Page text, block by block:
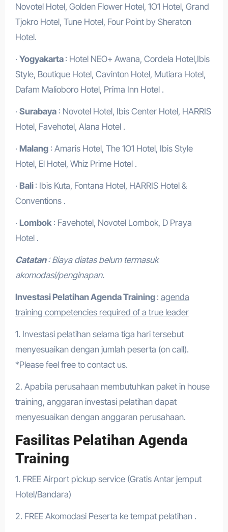
Novotel Hotel, Golden Flower Hotel, 1O1 Hotel, Grand
Tjokro Hotel, Tune Hotel, Four Point by Sheraton
Hotel.
· Yogyakarta : Hotel NEO+ Awana, Cordela Hotel,Ibis
Style, Boutique Hotel, Cavinton Hotel, Mutiara Hotel,
Dafam Malioboro Hotel, Prima Inn Hotel .
· Surabaya: Novotel Hotel, Ibis Center Hotel, HARRIS
Hotel, Favehotel, Alana Hotel .
· Malang: Amaris Hotel, The 1O1 Hotel, Ibis Style
Hotel, El Hotel, Whiz Prime Hotel .
· Bali : Ibis Kuta, Fontana Hotel, HARRIS Hotel &
Conventions .
· Lombok: Favehotel, Novotel Lombok, D Praya
Hotel .
Catatan: Biaya diatas belum termasuk
akomodasi/penginapan.
Investasi Pelatihan Agenda Training : agenda
training competencies required of a true leader
1. Investasi pelatihan selama tiga hari tersebut
menyesuaikan dengan jumlah peserta (on call).
*Please feel free to contact us.
2. Apabila perusahaan membutuhkan paket in house
training, anggaran investasi pelatihan dapat
menyesuaikan dengan anggaran perusahaan.
Fasilitas Pelatihan Agenda
Training
1. FREE Airport pickup service (Gratis Antar jemput
Hotel/Bandara)
2. FREE Akomodasi Peserta ke tempat pelatihan .